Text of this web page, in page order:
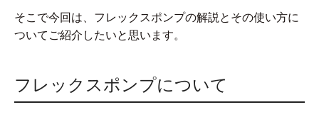
そこで今回は、フレックスポンプの解説とその使い方に
ついてご紹介したいと思います。
フレックスポンプについて